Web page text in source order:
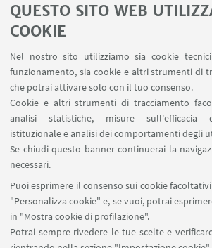
QUESTO SITO WEB
COOKIE
Nel nostro sito utilizziamo sia cookie
funzionamento, sia cookie e altri strumenti di
che potrai attivare solo con il tuo consenso.
Cookie e altri strumenti di tracciamento
analisi statistiche, misure sull'efficacia
istituzionale e analisi dei comportamenti degli
Se chiudi questo banner continuerai la
necessari.
Puoi esprimere il consenso sui cookie
"Personalizza cookie" e, se vuoi, potrai
in "Mostra cookie di profilazione".
Potrai sempre rivedere le tue scelte e
LUOGO:Diretta streaming sul
Italian Writing Teachers - Evento
TIPO:Seminari didattici
CREIF
IN EVIDENZA
Locandina evento Democrazia,
[ .jpg 210Kb ]